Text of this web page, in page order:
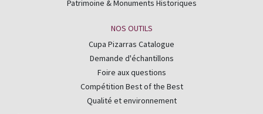
Patrimoine & Monuments Historiques
NOS OUTILS
Cupa Pizarras Catalogue
Demande d'échantillons
Foire aux questions
Compétition Best of the Best
Qualité et environnement